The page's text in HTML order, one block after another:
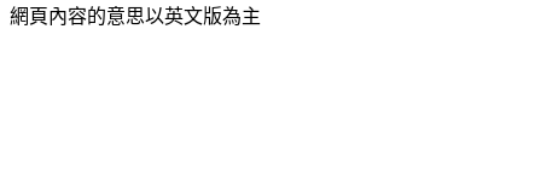
網頁內容的意思以英文版為主